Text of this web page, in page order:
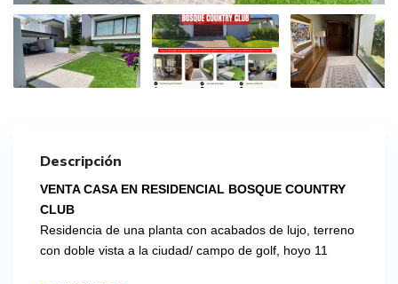
Descripción
VENTA CASA EN RESIDENCIAL BOSQUE COUNTRY
CLUB
Residencia de una planta con acabados de lujo, terreno
con doble vista a la ciudad/ campo de golf, hoyo 11